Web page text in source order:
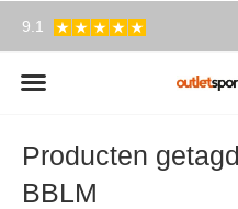
9.1
Producten
BBLM